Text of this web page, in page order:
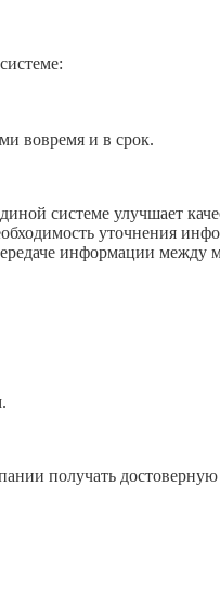
вовремя и в срок.
системе улучшает
уточнения
информации между
получать